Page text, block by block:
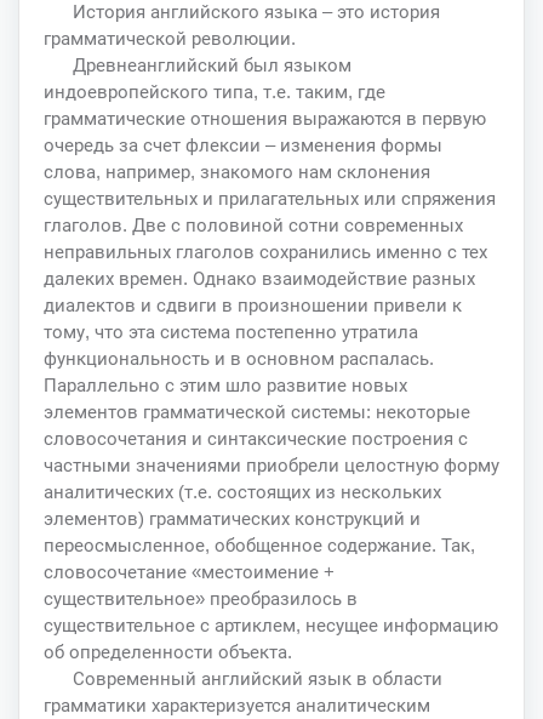
История английского языка – это история
грамматической революции.
Древнеанглийский был языком
индоевропейского типа, т.е. таким, где
грамматические отношения выражаются в первую
очередь за счет флексии – изменения формы
слова, например, знакомого нам склонения
существительных и прилагательных или спряжения
глаголов. Две с половиной сотни современных
неправильных глаголов сохранились именно с тех
далеких времен. Однако взаимодействие разных
диалектов и сдвиги в произношении привели к
тому, что эта система постепенно утратила
функциональность и в основном распалась.
Параллельно с этим шло развитие новых
элементов грамматической системы: некоторые
словосочетания и синтаксические построения с
частными значениями приобрели целостную форму
аналитических (т.е. состоящих из нескольких
элементов) грамматических конструкций и
переосмысленное, обобщенное содержание. Так,
словосочетание «местоимение +
существительное» преобразилось в
существительное с артиклем, несущее информацию
об определенности объекта.
Современный английский язык в области
грамматики характеризуется аналитическим